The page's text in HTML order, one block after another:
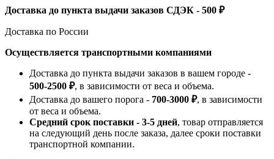
Доставка до пункта выдачи заказов СДЭК - 500 ₽
Доставка по России
Осуществляется транспортными компаниями
Доставка до пункта выдачи заказов в вашем городе -
500-2500 ₽, в зависимости от веса и объема.
Доставка до вашего порога - 700-3000 ₽, в зависимости
от веса и объема.
Средний срок поставки - 3-5 дней, товар отправляется
на следующий день после заказа, далее сроки поставки
транспортной компании.